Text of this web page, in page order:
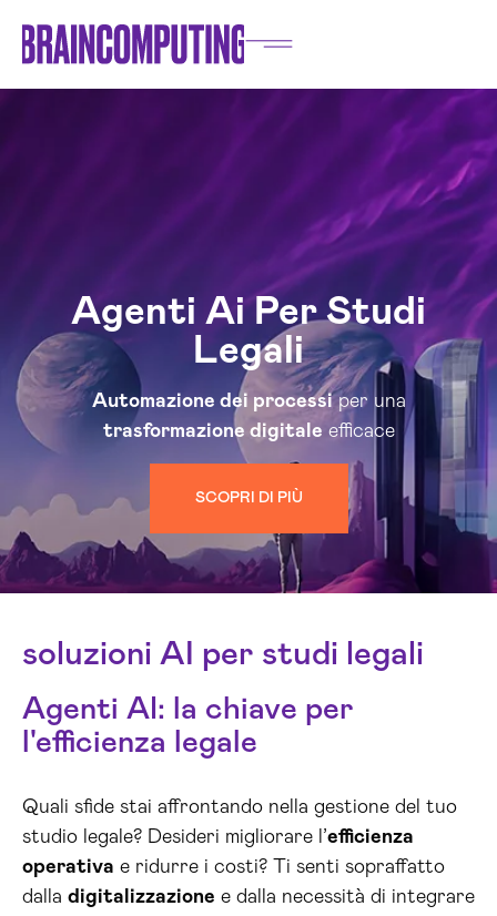
Agenti Ai Per Studi
Legali
Automazione dei processiper una
trasformazione digitale efficace
SCOPRI DI PIÙ
soluzioni AI per studi legali
Agenti AI: la chiave per
l'efficienza legale
Quali sfide stai affrontando nella gestione del tuo
studio legale? Desideri migliorare l’efficienza
operativa e ridurre i costi? Ti senti sopraffatto
dalla digitalizzazione e dalla necessità di integrare